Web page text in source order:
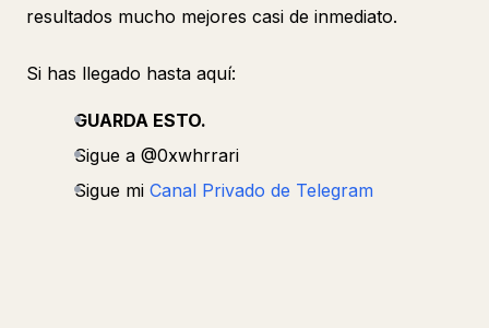
resultados mucho mejores casi de inmediato.
Si has llegado hasta aquí:
GUARDA ESTO.
Sigue a @0xwhrrari
Sigue mi Canal Privado de Telegram